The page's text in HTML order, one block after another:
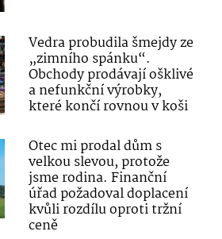
Vedra probudila šmejdy ze
„zimního spánku“.
Obchody prodávají ošklivé
a nefunkční výrobky,
které končí rovnou v koši
Otec mi prodal dům s
velkou slevou, protože
jsme rodina. Finanční
úřad požadoval doplacení
kvůli rozdílu oproti tržní
ceně